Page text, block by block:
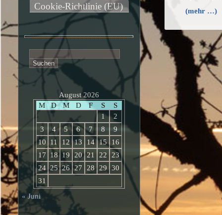
(mehr …)
Cookie-Richtlinie (EU)
nach:
August 2026
M
D M D F S
S
1
2
3
4 5 6 7 8
9
10
11 12 13 14 15
16
17
18 19 20 21 22
23
24 25 26 27 28 29
30
31
« Juni